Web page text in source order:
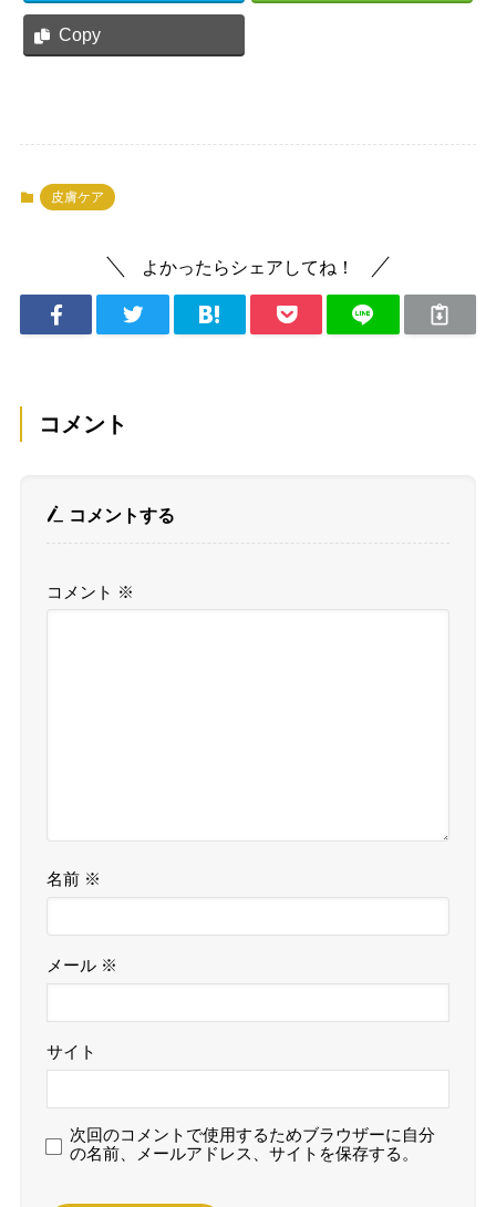
Copy
皮膚ケア
よかったらシェアしてね！
コメント
コメントする
コメント ※
名前 ※
メール ※
サイト
次回のコメントで使用するためブラウザーに自分
の名前、メールアドレス、サイトを保存する。